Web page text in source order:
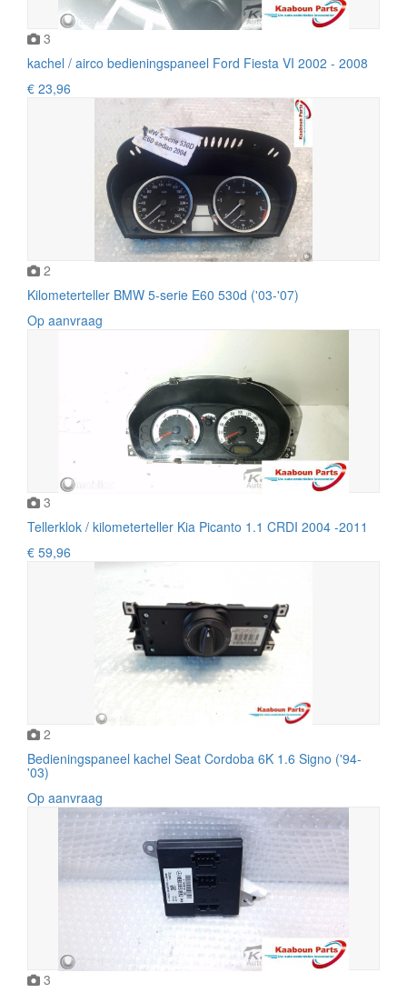
3
kachel / airco bedieningspaneel Ford Fiesta VI 2002 - 2008
€ 23,96
2
Kilometerteller BMW 5-serie E60 530d ('03-'07)
Op aanvraag
3
Tellerklok / kilometerteller Kia Picanto 1.1 CRDI 2004 -2011
€ 59,96
2
Bedieningspaneel kachel Seat Cordoba 6K 1.6 Signo ('94-
'03)
Op aanvraag
3